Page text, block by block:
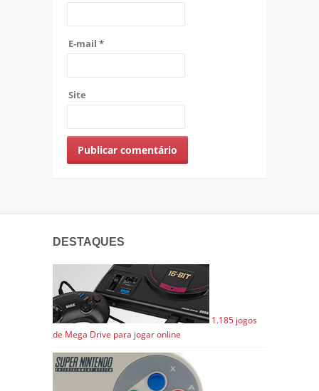
E-mail *
Site
DESTAQUES
1.185 jogos
de Mega Drive para jogar online